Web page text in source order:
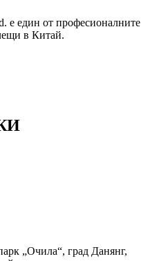
е един от професионалните
в Китай.
„Очила“, град Данянг,